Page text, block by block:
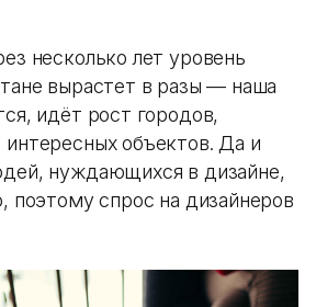
несколько лет уровень
вырастет в разы — наша
идёт рост городов,
объектов. Да и
нуждающихся в дизайне,
поэтому спрос на дизайнеров